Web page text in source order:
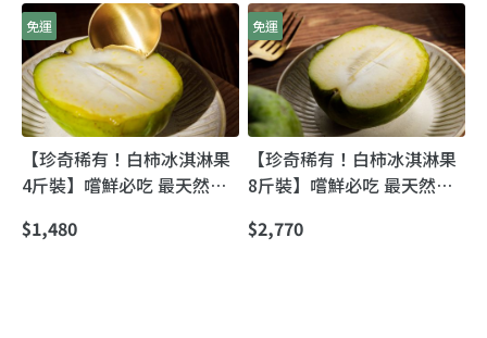
免運
【珍奇稀有！白柿冰淇淋果
4斤裝】嚐鮮必吃 最天然的
$1,480
免運
【珍奇稀有！白柿冰淇淋果
8斤裝】嚐鮮必吃 最天然的
$2,770